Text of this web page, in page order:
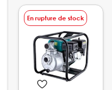
En rupture de stock